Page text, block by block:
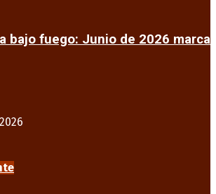
bajo fuego: Junio de 2026 marca